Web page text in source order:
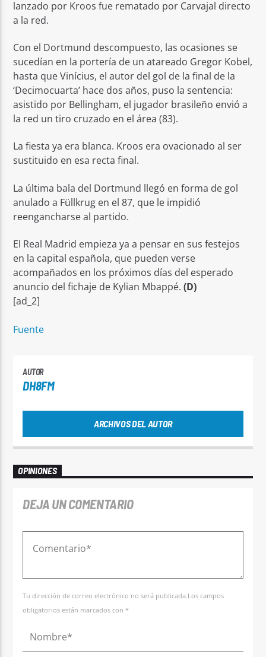
lanzado por Kroos fue rematado por Carvajal directo
a la red.
Con el Dortmund descompuesto, las ocasiones se
sucedían en la portería de un atareado Gregor Kobel,
hasta que Vinícius, el autor del gol de la final de la
‘Decimocuarta’ hace dos años, puso la sentencia:
asistido por Bellingham, el jugador brasileño envió a
la red un tiro cruzado en el área (83).
La fiesta ya era blanca. Kroos era ovacionado al ser
sustituido en esa recta final.
La última bala del Dortmund llegó en forma de gol
anulado a Füllkrug en el 87, que le impidió
reengancharse al partido.
El Real Madrid empieza ya a pensar en sus festejos
en la capital española, que pueden verse
acompañados en los próximos días del esperado
anuncio del fichaje de Kylian Mbappé.(D)
[ad_2]
Fuente
AUTOR
DH8FM
ARCHIVOS DEL AUTOR
OPINIONES
DEJA UN COMENTARIO
Tu dirección de correo electrónico no será publicada.Los campos
obligatorios están marcados con *